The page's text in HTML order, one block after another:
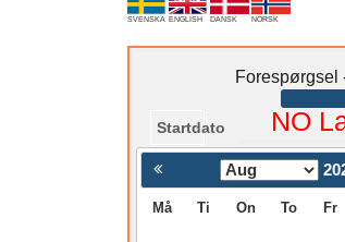
SVENSKA ENGLISH DANSK NORSK
Forespørgsel
Startdato NO
Må Ti On To Fr